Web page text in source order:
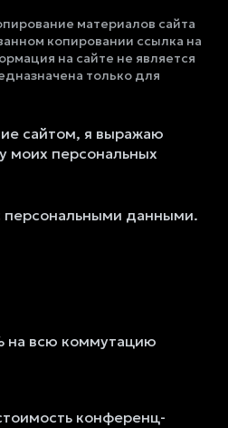
материалов сайта
копировании ссылка на
на сайте не является
только для
сайтом, я выражаю
моих персональных
персональными данными.
на всю коммутацию
конференц-